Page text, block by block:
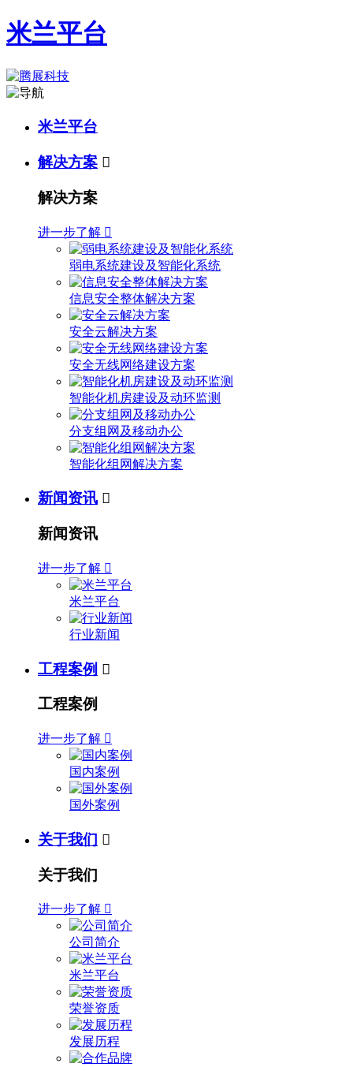
米兰平台
米兰平台
解决方案 
解决方案
进一步了解 
弱电系统建设及智能化系统
信息安全整体解决方案
安全云解决方案
安全无线网络建设方案
智能化机房建设及动环监测
分支组网及移动办公
智能化组网解决方案
新闻资讯 
新闻资讯
进一步了解 
米兰平台
行业新闻
工程案例 
工程案例
进一步了解 
国内案例
国外案例
关于我们 
关于我们
进一步了解 
公司简介
米兰平台
荣誉资质
发展历程